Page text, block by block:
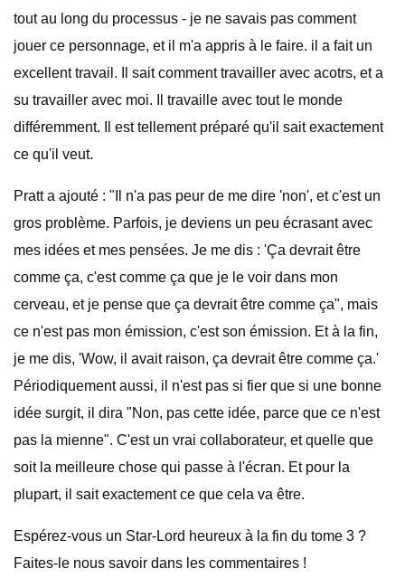
tout au long du processus - je ne savais pas comment
jouer ce personnage, et il m'a appris à le faire. il a fait un
excellent travail. Il sait comment travailler avec acotrs, et a
su travailler avec moi. Il travaille avec tout le monde
différemment. Il est tellement préparé qu'il sait exactement
ce qu'il veut.
Pratt a ajouté : "Il n'a pas peur de me dire 'non', et c'est un
gros problème. Parfois, je deviens un peu écrasant avec
mes idées et mes pensées. Je me dis : 'Ça devrait être
comme ça, c'est comme ça que je le voir dans mon
cerveau, et je pense que ça devrait être comme ça", mais
ce n'est pas mon émission, c'est son émission. Et à la fin,
je me dis, 'Wow, il avait raison, ça devrait être comme ça.'
Périodiquement aussi, il n'est pas si fier que si une bonne
idée surgit, il dira "Non, pas cette idée, parce que ce n'est
pas la mienne". C'est un vrai collaborateur, et quelle que
soit la meilleure chose qui passe à l'écran. Et pour la
plupart, il sait exactement ce que cela va être.
Espérez-vous un Star-Lord heureux à la fin du tome 3 ?
Faites-le nous savoir dans les commentaires !